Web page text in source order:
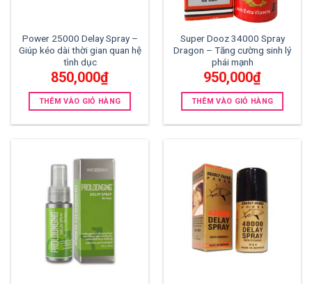
Power 25000 Delay Spray –
Giúp kéo dài thời gian quan hệ
tình dục
850,000₫
THÊM VÀO GIỎ HÀNG
Super Dooz 34000 Spray
Dragon – Tăng cường sinh lý
phái mạnh
950,000₫
THÊM VÀO GIỎ HÀNG